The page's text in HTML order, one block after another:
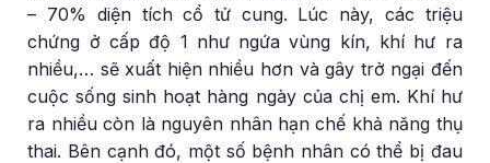
– 70% diện tích cổ tử cung. Lúc này, các triệu
chứng ở cấp độ 1 như ngứa vùng kín, khí hư ra
nhiều,… sẽ xuất hiện nhiều hơn và gây trở ngại đến
cuộc sống sinh hoạt hàng ngày của chị em. Khí hư
ra nhiều còn là nguyên nhân hạn chế khả năng thụ
thai. Bên cạnh đó, một số bệnh nhân có thể bị đau